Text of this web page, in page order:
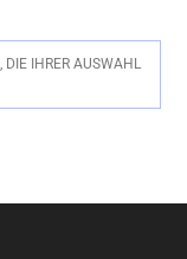
IHRER AUSWAHL